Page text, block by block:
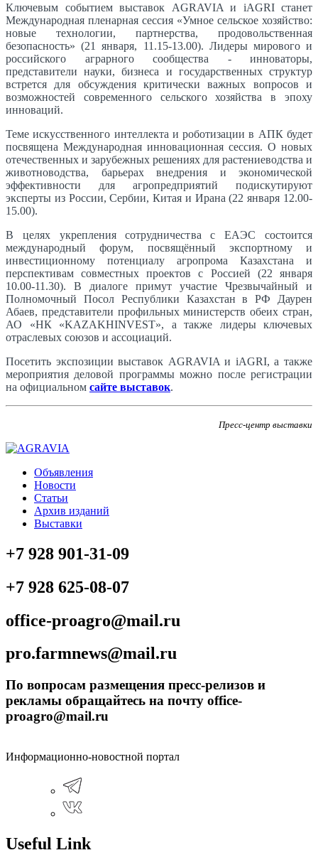
Ключевым событием выставок AGRAVIA и iAGRI станет
Международная пленарная сессия «Умное сельское хозяйство:
новые технологии, партнерства, продовольственная
безопасность» (21 января, 11.15-13.00). Лидеры мирового и
российского аграрного сообщества - инноваторы,
представители науки, бизнеса и государственных структур
встрется для обсуждения критически важных вопросов и
возможностей современного сельского хозяйства в эпоху
инноваций.
Теме искусственного интеллекта и роботизации в АПК будет
посвящена Международная инновационная сессия. О новых
отечественных и зарубежных решениях для растениеводства и
животноводства, барьерах внедрения и экономической
эффективности для агропредприятий подискутируют
эксперты из России, Сербии, Китая и Ирана (22 января 12.00-
15.00).
В целях укрепления сотрудничества с ЕАЭС состоится
международный форум, посвящённый экспортному и
инвестиционному потенциалу агропрома Казахстана и
перспективам совместных проектов с Россией (22 января
10.00-11.30). В диалоге примут участие Чрезвычайный и
Полномочный Посол Республики Казахстан в РФ Даурен
Абаев, представители профильных министерств обеих стран,
АО «НК «KAZAKHINVEST», а также лидеры ключевых
отраслевых союзов и ассоциаций.
Посетить экспозиции выставок AGRAVIA и iAGRI, а также
мероприятия деловой программы можно после регистрации
на официальном сайте выставок.
Пресс-центр выставки
Объявления
Новости
Статьи
Архив изданий
Выставки
+7 928 901-31-09
+7 928 625-08-07
office-proagro@mail.ru
pro.farmnews@mail.ru
По вопросам размещения пресс-релизов и
рекламы обращайтесь на почту office-
proagro@mail.ru
Информационно-новостной портал
Useful Link